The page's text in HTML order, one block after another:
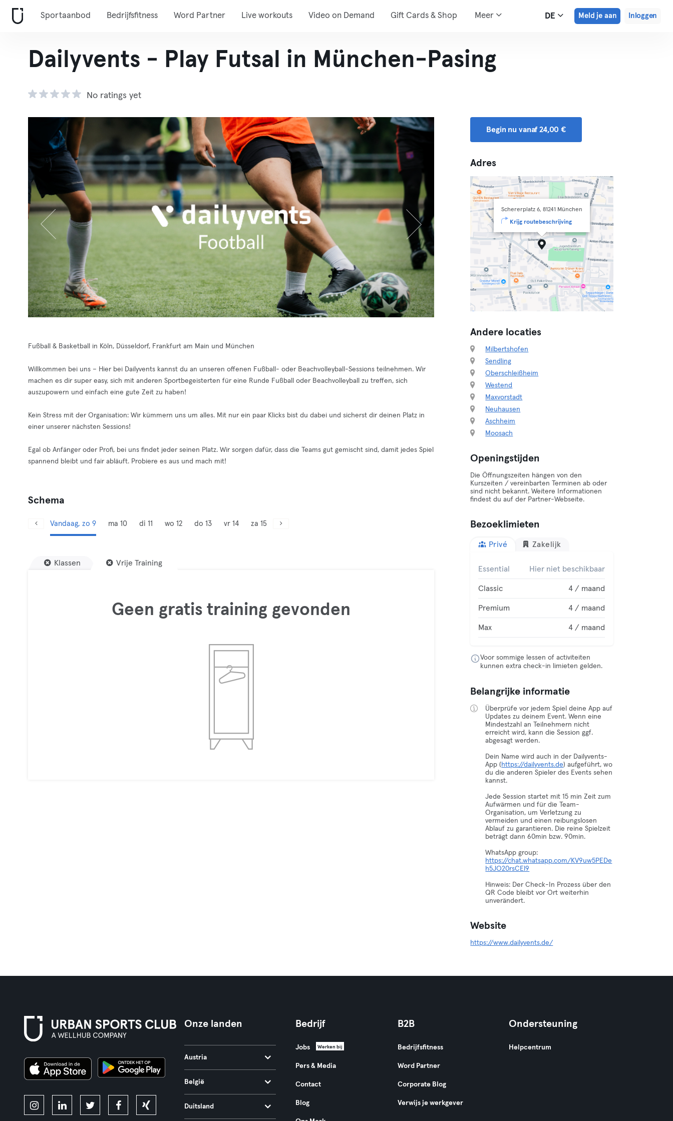
Sportaanbod Bedrijfsfitness Word Partner Live workouts Video on Demand Gift Cards & Shop Meer DE Meld je aan Inloggen
Dailyvents - Play Futsal in München-Pasing
No ratings yet
Fußball & Basketball in Köln, Düsseldorf, Frankfurt am Main und München
Willkommen bei uns – Hier bei Dailyvents kannst du an unseren offenen Fußball- oder Beachvolleyball-Sessions teilnehmen. Wir
machen es dir super easy, sich mit anderen Sportbegeisterten für eine Runde Fußball oder Beachvolleyball zu treffen, sich
auszupowern und einfach eine gute Zeit zu haben!
Kein Stress mit der Organisation: Wir kümmern uns um alles. Mit nur ein paar Klicks bist du dabei und sicherst dir deinen Platz in
einer unserer nächsten Sessions!
Egal ob Anfänger oder Profi, bei uns findet jeder seinen Platz. Wir sorgen dafür, dass die Teams gut gemischt sind, damit jedes Spiel
spannend bleibt und fair abläuft. Probiere es aus und mach mit!
Schema
Vandaag, zo 9 ma 10 di 11 wo 12 do 13 vr 14 za 15
Klassen Vrije Training
Geen gratis training gevonden
Begin nu vanaf 24,00 €
Adres
Schererplatz 6, 81241 München
Krijg routebeschrijving
Andere locaties
Milbertshofen
Sendling
Oberschleißheim
Westend
Maxvorstadt
Neuhausen
Aschheim
Moosach
Openingstijden
Die Öffnungszeiten hängen von den
Kurszeiten / vereinbarten Terminen ab oder
sind nicht bekannt. Weitere Informationen
findest du auf der Partner-Webseite.
Bezoeklimieten
Privé Zakelijk
Essential Hier niet beschikbaar
Classic 4 / maand
Premium 4 / maand
Max 4 / maand
Voor sommige lessen of activiteiten
kunnen extra check-in limieten gelden.
Belangrijke informatie
Überprüfe vor jedem Spiel deine App auf
Updates zu deinem Event. Wenn eine
Mindestzahl an Teilnehmern nicht
erreicht wird, kann die Session ggf.
abgesagt werden.
Dein Name wird auch in der Dailyvents-
App ( https://dailyvents.de) aufgeführt, wo
du die anderen Spieler des Events sehen
kannst.
Jede Session startet mit 15 min Zeit zum
Aufwärmen und für die Team-
Organisation, um Verletzung zu
vermeiden und einen reibungslosen
Ablauf zu garantieren. Die reine Spielzeit
beträgt dann 60min bzw. 90min.
WhatsApp group:
https://chat.whatsapp.com/KV9uw5PEDe
h5JO20rsCEl9
Hinweis: Der Check-In Prozess über den
QR Code bleibt vor Ort weiterhin
unverändert.
Website
https://www.dailyvents.de/
Onze landen
Austria
België
Duitsland
Bedrijf
Jobs Werken bij
Pers & Media
Contact
Blog
B2B
Bedrijfsfitness
Word Partner
Corporate Blog
Verwijs je werkgever
Ondersteuning
Helpcentrum